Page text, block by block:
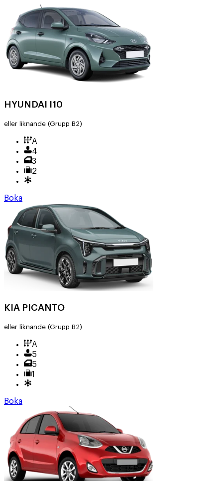
HYUNDAI I10
eller liknande (Grupp B2)
A
4
3
2
Boka
KIA PICANTO
eller liknande (Grupp B2)
A
5
5
1
Boka